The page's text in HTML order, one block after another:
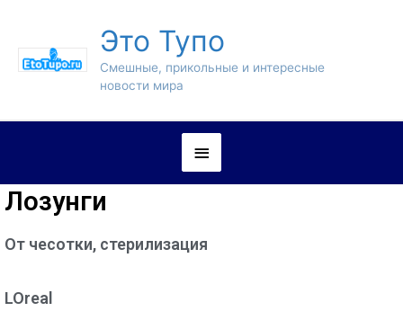
Это Тупо
Смешные, прикольные и интересные
новости мира
Лозунги
От чесотки, стерилизация
LOreal